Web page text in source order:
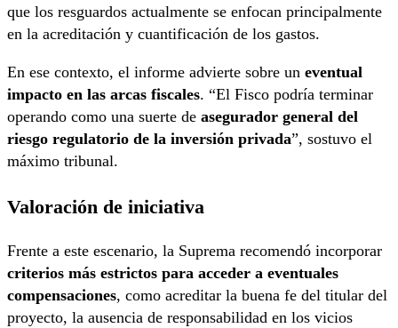
que los resguardos actualmente se enfocan principalmente
en la acreditación y cuantificación de los gastos.
En ese contexto, el informe advierte sobre un eventual
impacto en las arcas fiscales. “El Fisco podría terminar
operando como una suerte de asegurador general del
riesgo regulatorio de la inversión privada”, sostuvo el
máximo tribunal.
Valoración de iniciativa
Frente a este escenario, la Suprema recomendó incorporar
criterios más estrictos para acceder a eventuales
compensaciones, como acreditar la buena fe del titular del
proyecto, la ausencia de responsabilidad en los vicios